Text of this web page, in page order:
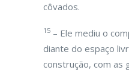
côvados.
15 – Ele mediu o
diante do espaço
construção, com as